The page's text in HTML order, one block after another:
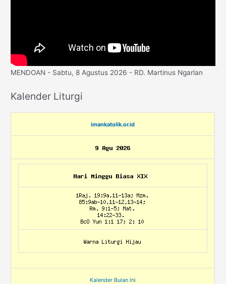
MENDOAN - Sabtu, 8 Agustus 2026 - RD. Martinus Ngarlan
Kalender Liturgi
imankatolik.or.id
Kalender Bulan Ini